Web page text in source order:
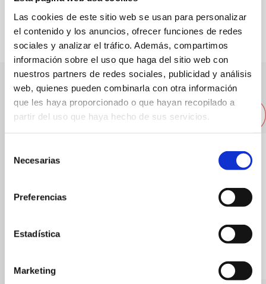
Las cookies de este sitio web se usan para personalizar
el contenido y los anuncios, ofrecer funciones de redes
sociales y analizar el tráfico. Además, compartimos
información sobre el uso que haga del sitio web con
nuestros partners de redes sociales, publicidad y análisis
web, quienes pueden combinarla con otra información
que les haya proporcionado o que hayan recopilado a
partir del uso que haya hecho de sus servicios.
Necesarias
Preferencias
Estadística
Marketing
FAVOURITES
Other nearby restaurants